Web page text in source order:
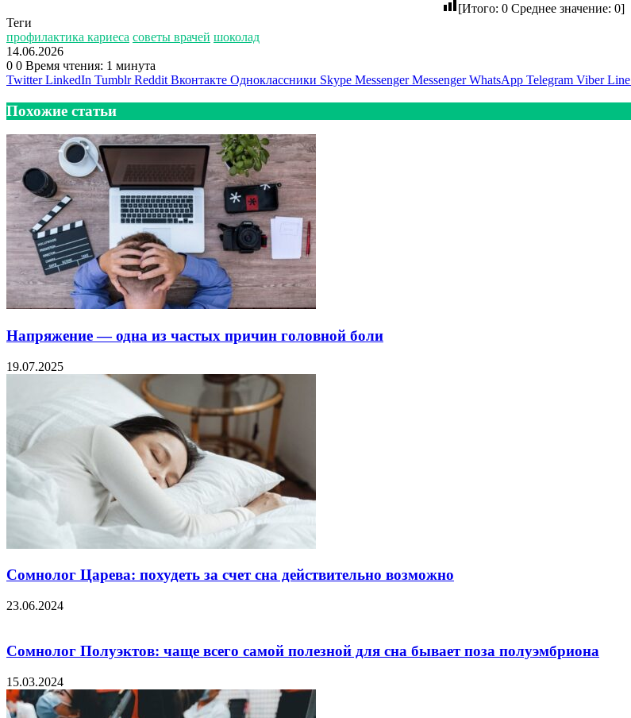
[Итого: 0 Среднее значение: 0]
Теги
профилактика кариеса советы врачей шоколад
14.06.2026
0 0 Время чтения: 1 минута
Twitter LinkedIn Tumblr Reddit Вконтакте Одноклассники Skype Messenger Messenger WhatsApp Telegram Viber Line
Похожие статьи
Напряжение — одна из частых причин головной боли
19.07.2025
Сомнолог Царева: похудеть за счет сна действительно возможно
23.06.2024
Сомнолог Полуэктов: чаще всего самой полезной для сна бывает поза полуэмбриона
15.03.2024